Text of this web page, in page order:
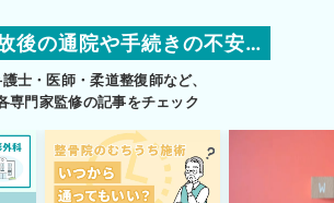
後の通院や手続きの不安…
士・医師・柔道整復師など、
専門家監修の記事をチェック